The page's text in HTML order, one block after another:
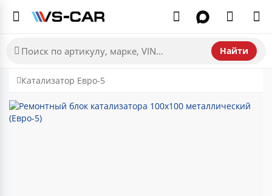
Найти
Катализатор Евро-5